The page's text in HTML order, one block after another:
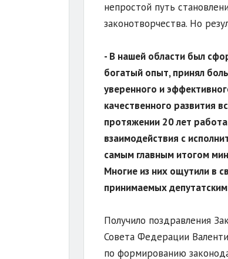
непростой путь
законотворчества. Но
- В нашей области был
богатый опыт, принял
уверенного и
качественного развития
протяжении 20 лет
взаимодействия с
самым главным итогом
Многие из них ощутили в
принимаемых
Получило поздравления
Совета Федерации
по формированию